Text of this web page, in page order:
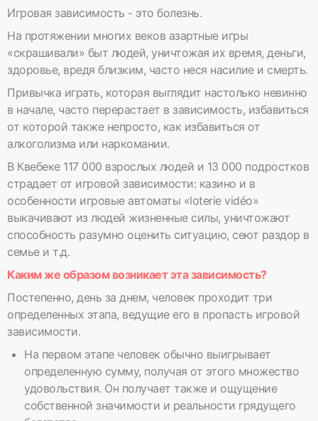
Игровая зависимость - это болезнь.
На протяжении многих веков азартные игры
«скрашивали» быт людей, уничтожая их время, деньги,
здоровье, вредя близким, часто неся насилие и смерть.
Привычка играть, которая выглядит настолько невинно
в начале, часто перерастает в зависимость, избавиться
от которой также непросто, как избавиться от
алкоголизма или наркомании.
В Квебеке 117 000 взрослых людей и 13 000 подростков
страдает от игровой зависимости: казино и в
особенности игровые автоматы «loterie vidéo»
выкачивают из людей жизненные силы, уничтожают
способность разумно оценить ситуацию, сеют раздор в
семье и т.д.
Каким же образом возникает эта зависимость?
Постепенно, день за днем, человек проходит три
определенных этапа, ведущие его в пропасть игровой
зависимости.
На первом этапе человек обычно выигрывает
определенную сумму, получая от этого множество
удовольствия. Он получает также и ощущение
собственной значимости и реальности грядущего